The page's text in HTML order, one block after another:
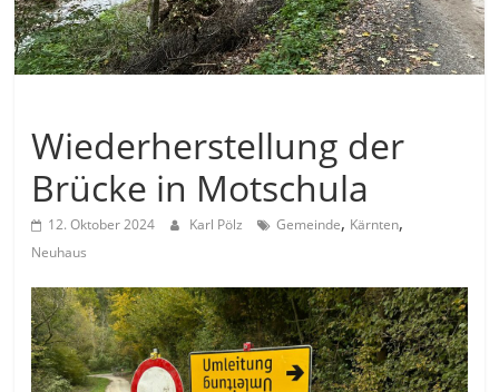
Wiederherstellung der
Brücke in Motschula
12. Oktober 2024 Karl Pölz Gemeinde, Kärnten,
Neuhaus